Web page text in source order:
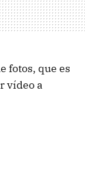
fotos, que es
vídeo a